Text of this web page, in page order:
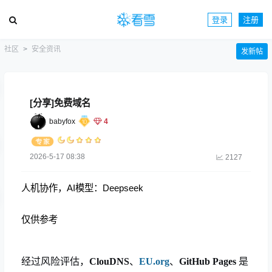
登录 注册
社区 安全资讯 发新帖
[分享]免费域名
babyfox 4
2026-5-17 08:38 2127
人机协作，AI模型：Deepseek
仅供参考
经过风险评估， ClouDNS、 EU.org、 GitHub Pages 是